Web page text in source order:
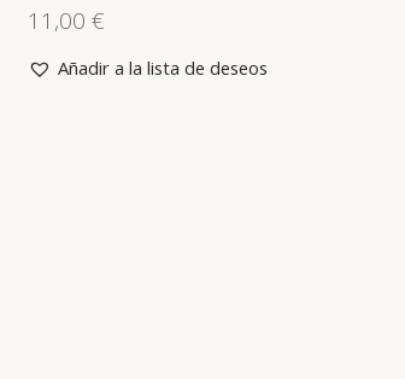
11,00 €
Añadir a la lista de deseos